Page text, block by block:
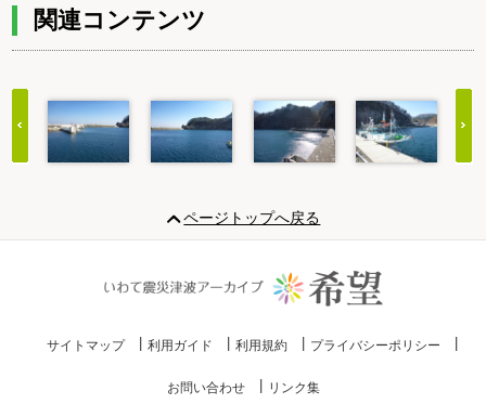
関連コンテンツ
20
ページトップへ戻る
サイトマップ 利用ガイド 利用規約 プライバシーポリシー
お問い合わせ リンク集